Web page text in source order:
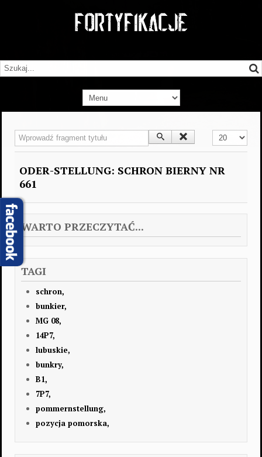
Wprowadź fragment tytułu Pokaż #
ODER-STELLUNG: SCHRON BIERNY NR
661
WARTO PRZECZYTAĆ...
TAGI
schron,
bunkier,
MG 08,
14P7,
lubuskie,
bunkry,
B1,
7P7,
pommernstellung,
pozycja pomorska,